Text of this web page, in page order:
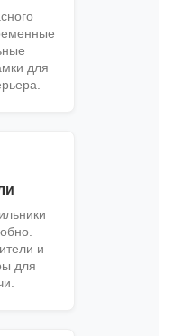
для
и
для